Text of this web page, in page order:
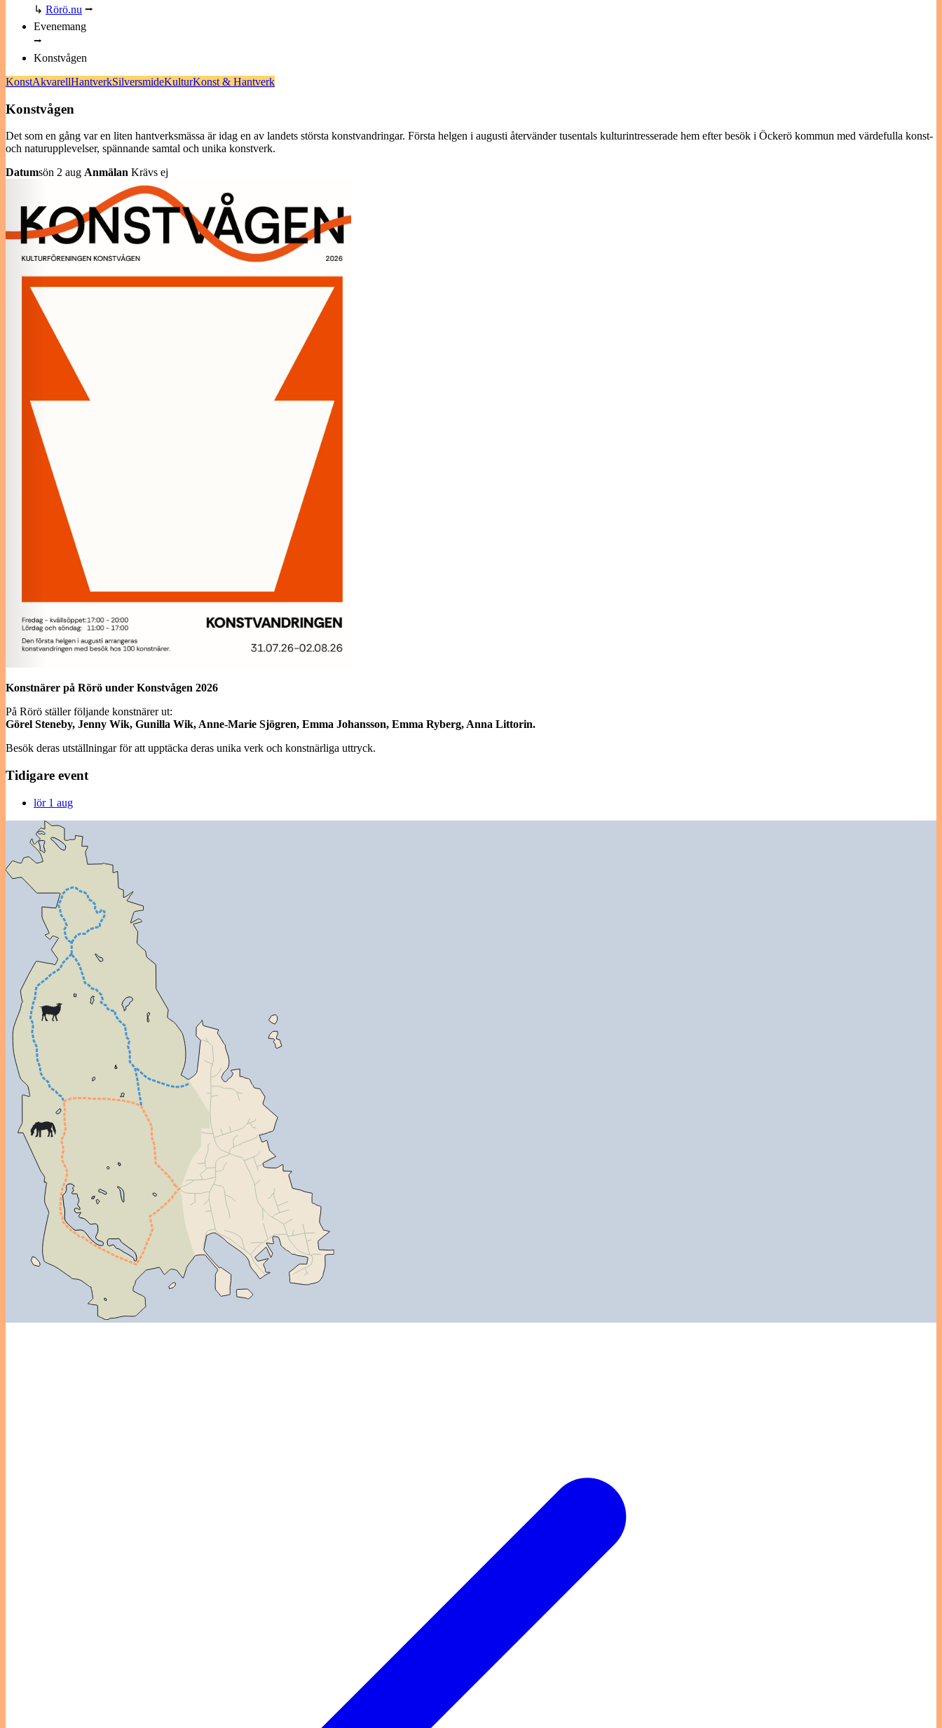
↳ Rörö.nu ⭢
Evenemang
⭢
Konstvågen
KonstAkvarellHantverkSilversmideKulturKonst & Hantverk
Konstvågen
Det som en gång var en liten hantverksmässa är idag en av landets största konstvandringar. Första helgen i augusti återvänder tusentals kulturintresserade hem efter besök i Öckerö kommun med värdefulla konst-
och naturupplevelser, spännande samtal och unika konstverk.
Datumsön 2 aug Anmälan Krävs ej
Konstnärer på Rörö under Konstvågen 2026
På Rörö ställer följande konstnärer ut:
Görel Steneby, Jenny Wik, Gunilla Wik, Anne-Marie Sjögren, Emma Johansson, Emma Ryberg, Anna Littorin.
Besök deras utställningar för att upptäcka deras unika verk och konstnärliga uttryck.
Tidigare event
lör 1 aug